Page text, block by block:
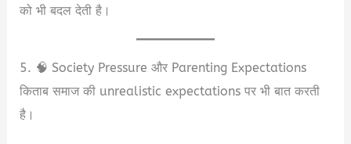
को भी बदल देती है।
5. 🧠 Society Pressure और Parenting Expectations
किताब समाज की unrealistic expectations पर भी बात करती
है।